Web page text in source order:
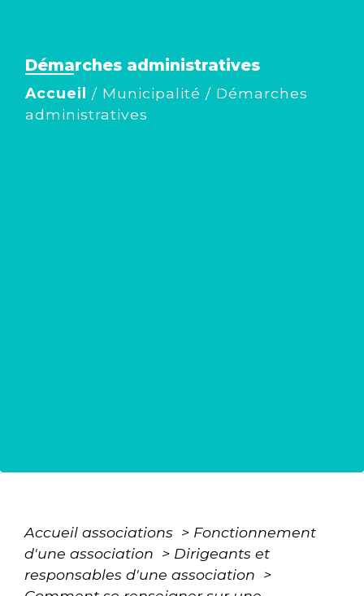
Démarches administratives
Accueil / Municipalité / Démarches
administratives
Accueil associations > Fonctionnement
d'une association > Dirigeants et
responsables d'une association >